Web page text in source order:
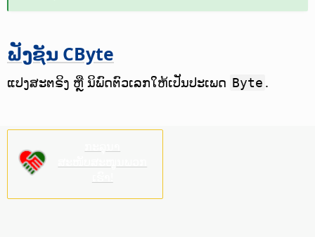
ຟັງຊັນ CByte
ແປງສະຕຣິງ ຫຼື ນິພົດຕົວເລກໃຫ້ເປັນປະເພດ Byte .